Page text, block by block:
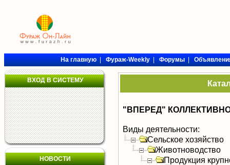
На главную|Фураж-Weekly|Форумы|
ВХОД В СИСТЕМУ
НОВОСТИ
"ВПЕРЕД"
Виды деятельности:
Сельское хозяйство
Животноводство
Продукция